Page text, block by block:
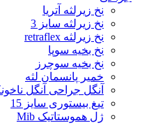
نخ زیرلثه آتریا
نخ زیرلثه سایز 3
نخ زیرلثه retraflex
نخ بخیه سوپا
نخ بخیه سوچرز
خمیر پانسمان لثه
آنگل جراحی آنگل
تیغ بیستوری سایز 15
ژل هموستاتیک Mib